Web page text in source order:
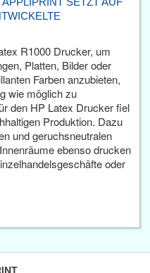
R1000 Drucker, um
Platten, Bilder oder
Farben anzubieten,
wie möglich zu
den HP Latex Drucker fiel
Produktion. Dazu
und geruchsneutralen
ebenso drucken
oder